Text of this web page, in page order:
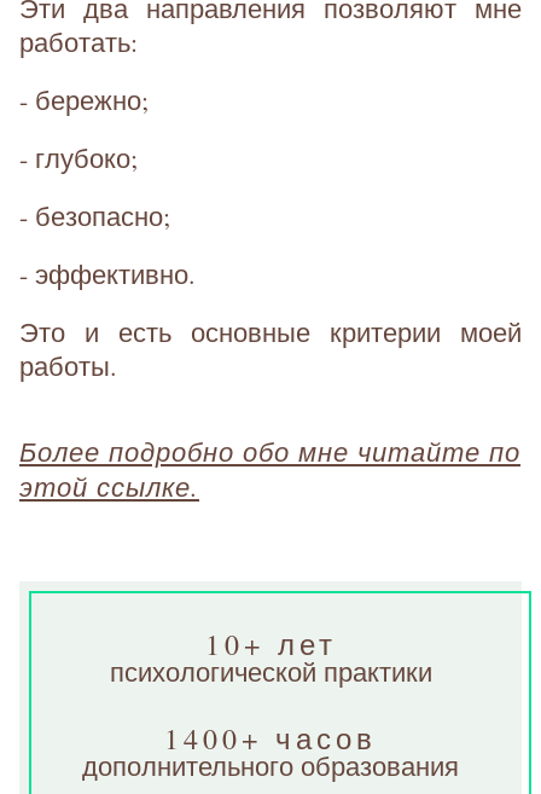
Эти два направления позволяют мне
работать:
- бережно;
- глубоко;
- безопасно;
- эффективно.
Это и есть основные критерии моей
работы.
Более подробно обо мне читайте по
этой ссылке.
10+ лет
психологической практики
1400+ часов
дополнительного образования